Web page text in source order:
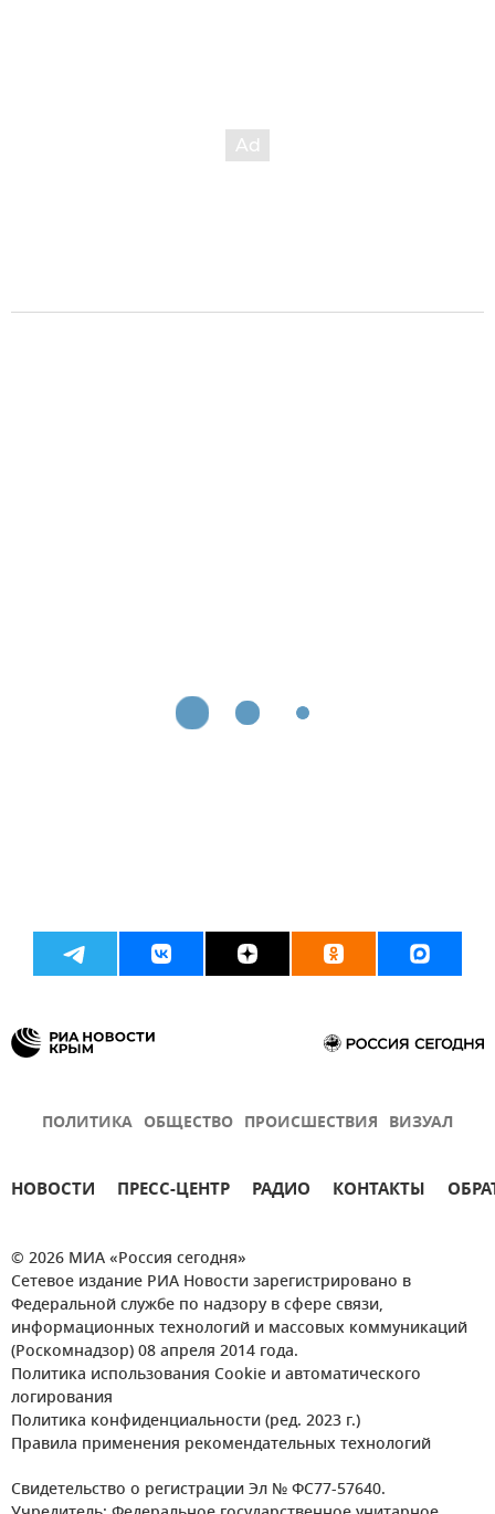
ПОЛИТИКА ОБЩЕСТВО ПРОИСШЕСТВИЯ ВИЗУАЛ
НОВОСТИ ПРЕСС-ЦЕНТР РАДИО КОНТАКТЫ
© 2026 МИА «Россия сегодня»
Сетевое издание РИА Новости зарегистрировано в
Федеральной службе по надзору в сфере связи,
информационных технологий и массовых коммуникаций
(Роскомнадзор) 08 апреля 2014 года.
Политика использования Cookie и автоматического
логирования
Политика конфиденциальности (ред. 2023 г.)
Правила применения рекомендательных технологий
Свидетельство о регистрации Эл № ФС77-57640.